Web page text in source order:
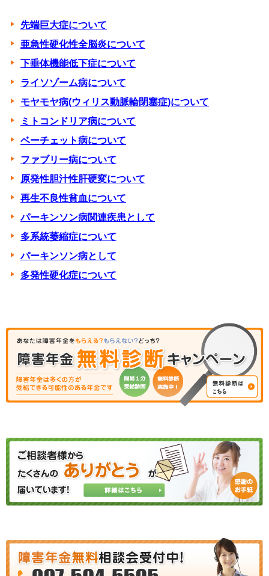
先端巨大症について
亜急性硬化性全脳炎について
下垂体機能低下症について
ライソゾーム病について
モヤモヤ病(ウィリス動脈輪閉塞症)について
ミトコンドリア病について
ベーチェット病について
ファブリー病について
原発性胆汁性肝硬変について
再生不良性貧血について
パーキンソン病関連疾患として
多系統萎縮症について
パーキンソン病として
多発性硬化症について